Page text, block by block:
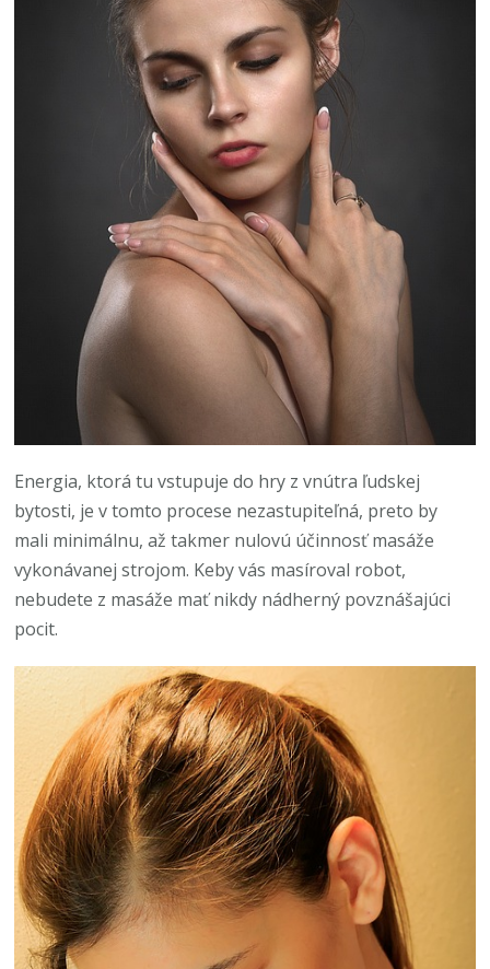
Energia, ktorá tu vstupuje do hry z vnútra ľudskej
bytosti, je v tomto procese nezastupiteľná, preto by
mali minimálnu, až takmer nulovú účinnosť masáže
vykonávanej strojom. Keby vás masíroval robot,
nebudete z masáže mať nikdy nádherný povznášajúci
pocit.